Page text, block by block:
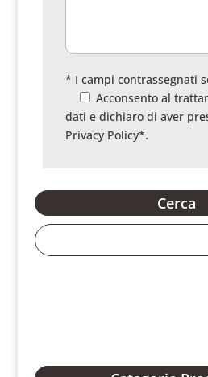
* I campi contrassegnati
Acconsento al
dati e dichiaro di aver
Privacy Policy*.
Cerca